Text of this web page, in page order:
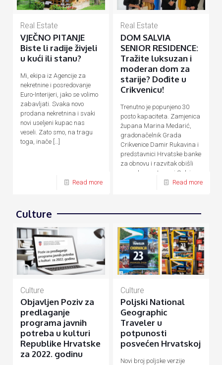
Real Estate
VJEČNO PITANJE
Biste li radije živjeli
u kući ili stanu?
Mi, ekipa iz Agencije za
nekretnine i posredovanje
Euro-Interijeri, jako se volimo
zabavljati. Svaka novo
prodana nekretnina i svaki
novi useljeni kupac nas
veseli. Zato smo, na tragu
toga, inače […]
Read more
Real Estate
DOM SALVIA
SENIOR RESIDENCE:
Tražite luksuzan i
moderan dom za
starije? Dođite u
Crikvenicu!
Trenutno je popunjeno 30
posto kapaciteta. Zamjenica
župana Marina Medarić,
gradonačelnik Grada
Crikvenice Damir Rukavina i
predstavnici Hrvatske banke
za obnovu i razvitak obišli
su nedavno otvoreni Salvia
Senior Residence, […]
Read more
Culture
Culture
Objavljen Poziv za
predlaganje
programa javnih
potreba u kulturi
Republike Hrvatske
za 2022. godinu
Culture
Poljski National
Geographic
Traveler u
potpunosti
posvećen Hrvatskoj
Novi broj poljske verzije